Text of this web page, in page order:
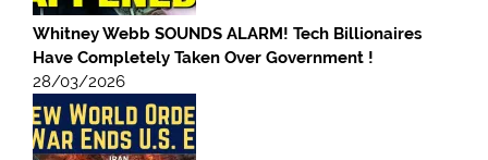
Whitney Webb SOUNDS ALARM! Tech Billionaires
Have Completely Taken Over Government !
28/03/2026